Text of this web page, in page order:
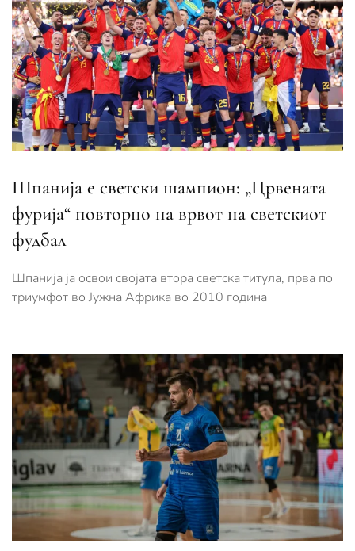
Шпанија е светски шампион: „Црвената
фурија“ повторно на врвот на светскиот
фудбал
Шпанија ја освои својата втора светска титула, прва по
триумфот во Јужна Африка во 2010 година